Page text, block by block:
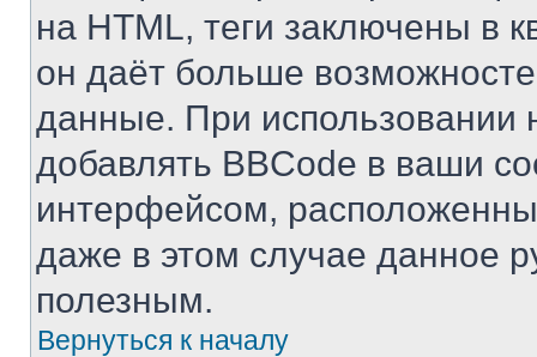
на HTML, теги заключены в
он даёт больше
данные. При использовании
добавлять BBCode в ваши
интерфейсом,
даже в этом случае данное
полезным.
Вернуться к началу